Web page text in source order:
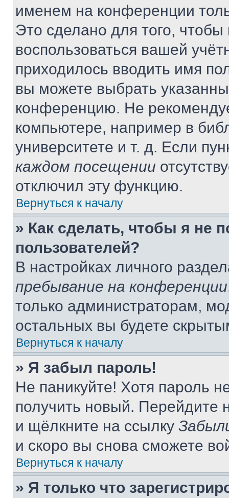
именем на конференции
Это сделано для того, чтобы
воспользоваться вашей
приходилось вводить имя
вы можете выбрать
конференцию. Не
компьютере, например в
университете и т. д. Если
каждом посещении
отключил эту функцию.
Вернуться к началу
» Как сделать, чтобы я не
пользователей?
В настройках личного
пребывание на конференции
только администраторам,
остальных вы будете
Вернуться к началу
» Я забыл пароль!
Не паникуйте! Хотя пароль
получить новый. Перейдите
и щёлкните на ссылку
и скоро вы снова сможете
Вернуться к началу
» Я только что